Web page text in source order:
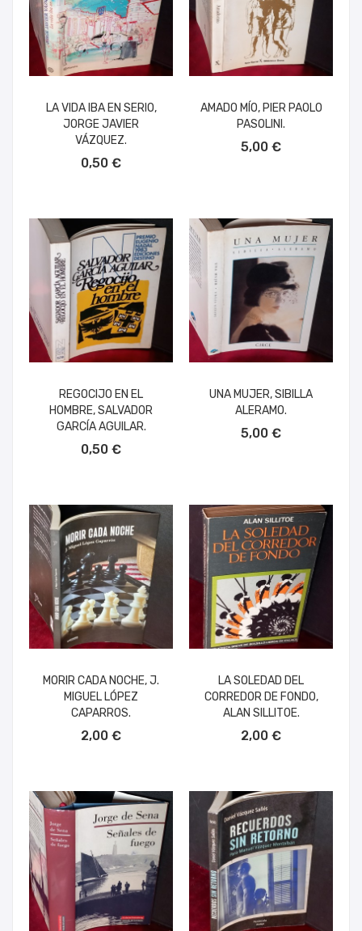
LA VIDA IBA EN SERIO,
JORGE JAVIER
VÁZQUEZ.
0,50 €
AMADO MÍO, PIER PAOLO
PASOLINI.
5,00 €
REGOCIJO EN EL
HOMBRE, SALVADOR
GARCÍA AGUILAR.
0,50 €
UNA MUJER, SIBILLA
ALERAMO.
5,00 €
MORIR CADA NOCHE, J.
MIGUEL LÓPEZ
CAPARROS.
2,00 €
LA SOLEDAD DEL
CORREDOR DE FONDO,
ALAN SILLITOE.
2,00 €